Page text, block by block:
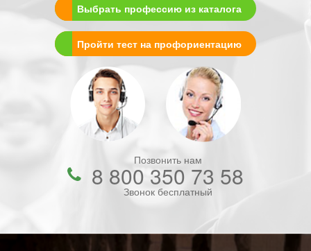
Выбрать профессию из каталога
Пройти тест на профориентацию
Позвонить нам
8 800 350 73 58
Звонок бесплатный